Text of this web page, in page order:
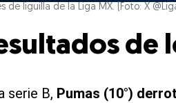
de liguilla de la Liga MX. (Foto: X
de
serie B, Pumas (10°)